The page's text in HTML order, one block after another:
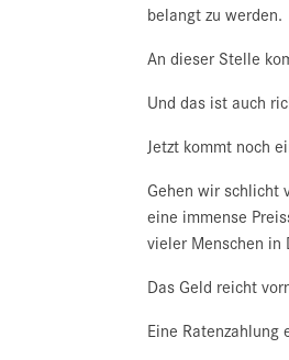
belangt zu werden.
An dieser Stelle
Und das ist auch
Jetzt kommt noch
Gehen wir schlicht
eine immense
vieler Menschen in
Das Geld reicht
Eine